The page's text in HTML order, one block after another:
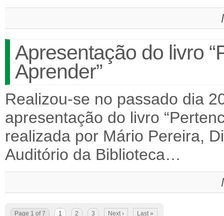
Apresentação do livro
Aprender”
Realizou-se no passado dia
apresentação do livro
realizada por Mário Pereira,
Auditório da Biblioteca…
Page 1 of 7 1 2 3 Next › Last »